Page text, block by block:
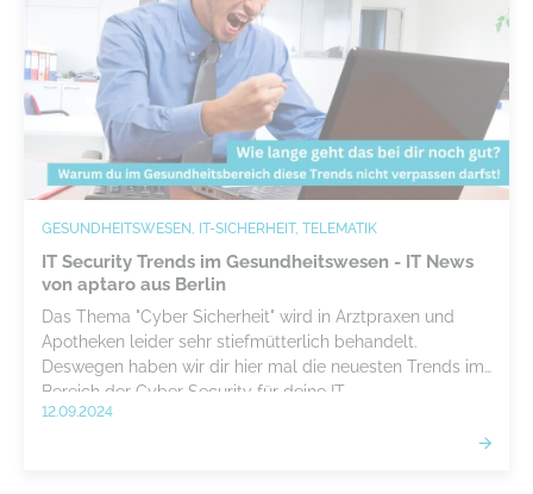
GESUNDHEITSWESEN, IT-SICHERHEIT, TELEMATIK
IT Security Trends im Gesundheitswesen - IT News
von aptaro aus Berlin
Das Thema "Cyber Sicherheit" wird in Arztpraxen und
Apotheken leider sehr stiefmütterlich behandelt.
Deswegen haben wir dir hier mal die neuesten Trends im
Bereich der Cyber Security für deine IT
zusammengetragen.
12.09.2024